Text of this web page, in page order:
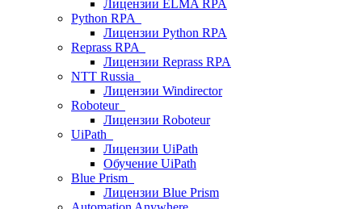
Лицензии ELMA RPA
Python RPA
Лицензии Python RPA
Reprass RPA
Лицензии Reprass RPA
NTT Russia
Лицензии Windirector
Roboteur
Лицензии Roboteur
UiPath
Лицензии UiPath
Обучение UiPath
Blue Prism
Лицензии Blue Prism